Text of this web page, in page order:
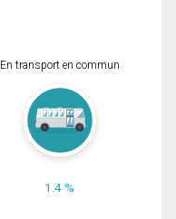
En transport en commun
1.4 %